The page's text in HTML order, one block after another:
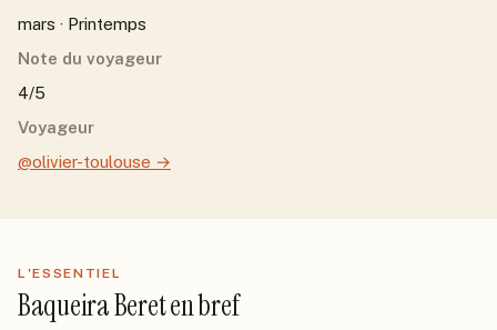
mars · Printemps
Note du voyageur
4/5
Voyageur
@olivier-toulouse →
L'ESSENTIEL
Baqueira Bereten bref